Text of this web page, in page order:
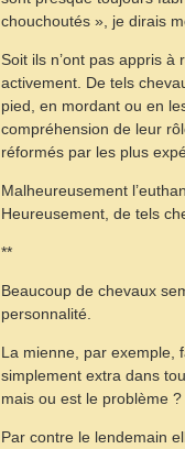
chouchoutés », je dirais
Soit ils n’ont pas appris
activement. De tels
pied, en mordant ou en
compréhension de leur
réformés par les plus
Malheureusement
Heureusement, de tels
**
Beaucoup de chevaux
personnalité.
La mienne, par exemple,
simplement extra dans
mais ou est le problème ?
Par contre le lendemain